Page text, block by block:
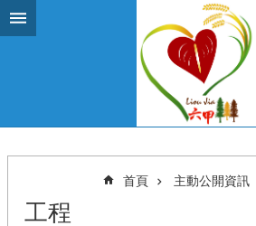
跳到主要內容區塊
首頁 主動公開資訊
工程